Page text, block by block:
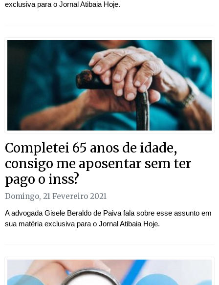
exclusiva para o Jornal Atibaia Hoje.
Completei 65 anos de idade,
consigo me aposentar sem ter
pago o inss?
Domingo, 21 Fevereiro 2021
A advogada Gisele Beraldo de Paiva fala sobre esse assunto em
sua matéria exclusiva para o Jornal Atibaia Hoje.